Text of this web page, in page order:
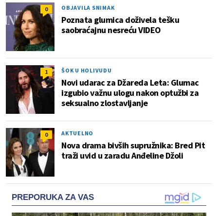
0 OBJAVILA SNIMAK
Poznata glumica doživela tešku
saobraćajnu nesreću VIDEO
1 ŠOK U HOLIVUDU
Novi udarac za Džareda Leta: Glumac
izgubio važnu ulogu nakon optužbi za
seksualno zlostavljanje
0 AKTUELNO
Nova drama bivših supružnika: Bred Pit
traži uvid u zaradu Anđeline Džoli
PREPORUKA ZA VAS